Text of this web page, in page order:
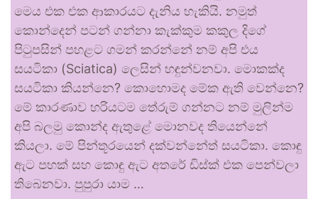
මෙය එක එක ආකාරයට දැනිය හැකියි. නමුත්
කොන්දෙන් පටන් ගන්නා කැක්කුම කකුල දිගේ
පිටුපසින් පහළට ගමන් කරන්නේ නම් අපි එය
සයටිකා (Sciatica) ලෙසින් හඳුන්වනවා. මොකක්ද
සයටිකා කියන්නෙ? කොහොමද මේක ඇති වෙන්නෙ?
මේ කාරණාව හරියටම තේරුම් ගන්නට නම් මුලින්ම
අපි බලමු කොන්ද ඇතුළේ මොනවද තියෙන්නේ
කියලා. මේ පින්තූරයෙන් දක්වන්නේත් සයටිකා. කොඳු
ඇට පහක් සහ කොඳු ඇට අතරේ ඩිස්ක් එක පෙන්වලා
තිබෙනවා. පුපුරා යාම …